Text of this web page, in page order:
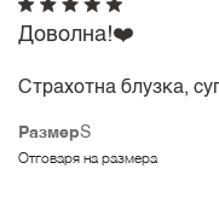
РазмерS
Отговаря на размера
Доволна!❤️
Страхотна блузка,